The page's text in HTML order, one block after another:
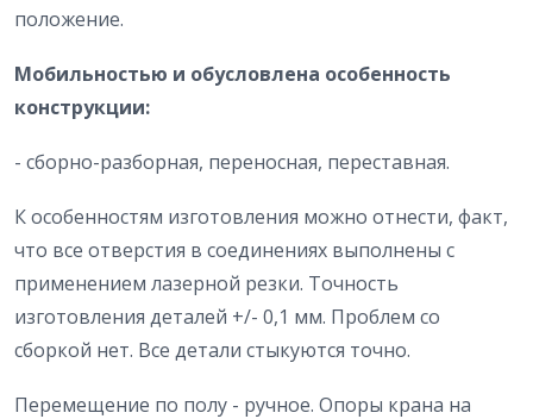
положение.
Мобильностью и обусловлена особенность
конструкции:
- сборно-разборная, переносная, переставная.
К особенностям изготовления можно отнести, факт,
что все отверстия в соединениях выполнены с
применением лазерной резки. Точность
изготовления деталей +/- 0,1 мм. Проблем со
сборкой нет. Все детали стыкуются точно.
Перемещение по полу - ручное. Опоры крана на